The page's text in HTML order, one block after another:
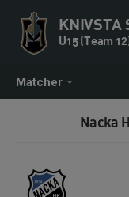
Matcher
KNIVSTA
U15 (Team
Nacka